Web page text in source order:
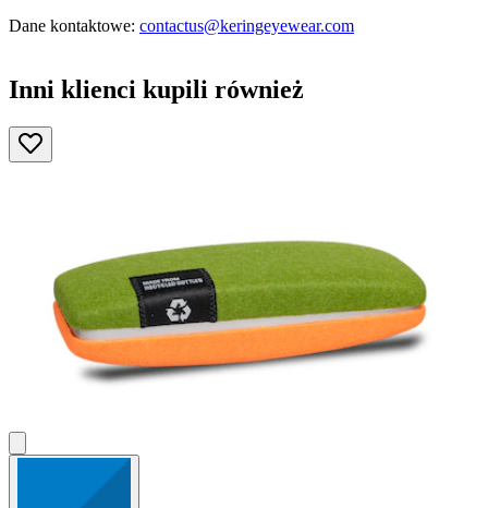
Dane kontaktowe: contactus@keringeyewear.com
Inni klienci kupili również